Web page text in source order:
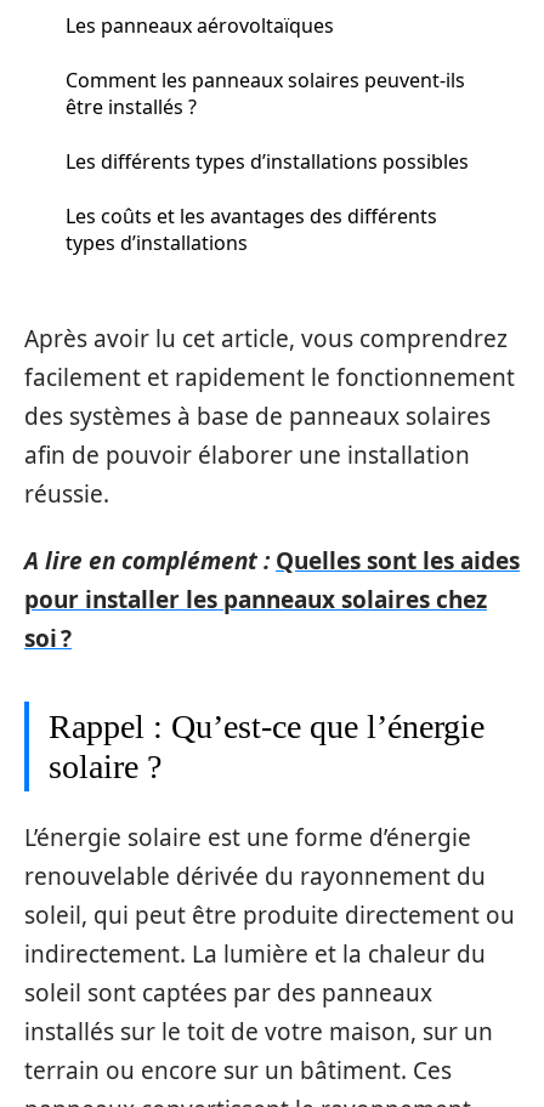
Les panneaux aérovoltaïques
Comment les panneaux solaires peuvent-ils
être installés ?
Les différents types d’installations possibles
Les coûts et les avantages des différents
types d’installations
Après avoir lu cet article, vous comprendrez
facilement et rapidement le fonctionnement
des systèmes à base de panneaux solaires
afin de pouvoir élaborer une installation
réussie.
A lire en complément : Quelles sont les aides
pour installer les panneaux solaires chez
soi ?
Rappel : Qu’est-ce que l’énergie
solaire ?
L’énergie solaire est une forme d’énergie
renouvelable dérivée du rayonnement du
soleil, qui peut être produite directement ou
indirectement. La lumière et la chaleur du
soleil sont captées par des panneaux
installés sur le toit de votre maison, sur un
terrain ou encore sur un bâtiment. Ces